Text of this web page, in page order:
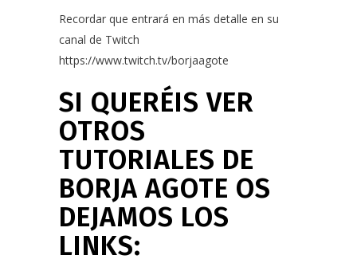
Recordar que entrará en más detalle en su
canal de Twitch
https://www.twitch.tv/borjaagote
SI QUERÉIS VER
OTROS
TUTORIALES DE
BORJA AGOTE OS
DEJAMOS LOS
LINKS: